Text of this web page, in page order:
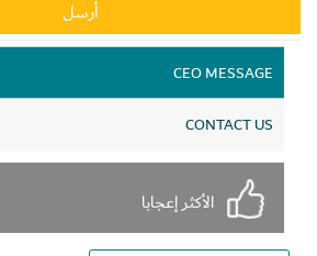
CEO MESSAGE
CONTACT US
الأكثر إعجابا